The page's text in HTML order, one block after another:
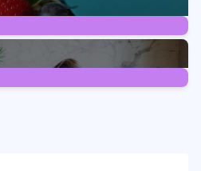
5Posts